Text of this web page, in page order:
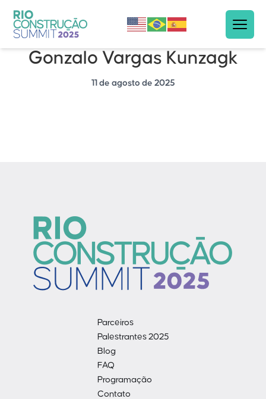
Gonzalo Vargas Kunzagk
11 de agosto de 2025
Parceiros
Palestrantes 2025
Blog
FAQ
Programação
Contato